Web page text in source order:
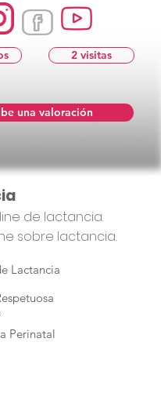
una valoración
2 visitas
de lactancia.
sobre lactancia.
Lactancia
Perinatal